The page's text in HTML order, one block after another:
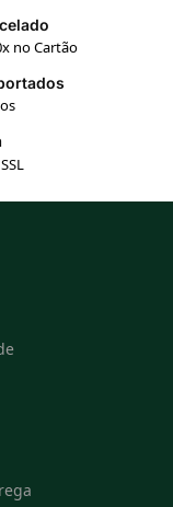
no Cartão